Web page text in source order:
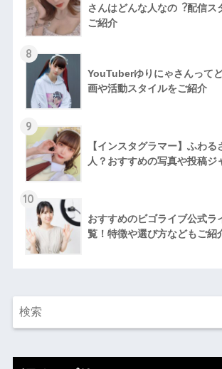
さんはどんな人なの︖配信ス
ご紹介
8
YouTuberゆりにゃさんって
画や活動スタイルをご紹介
9
【インスタグラマー】ふわ
人？おすすめの写真や投稿ジ
10
おすすめのビゴライブ公式ラ
覧！特徴や選び方などもご紹